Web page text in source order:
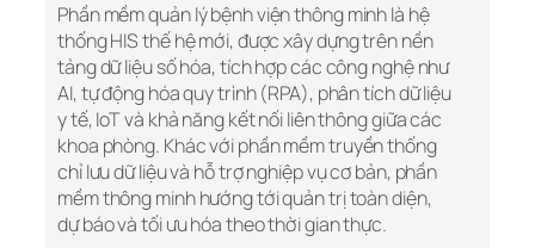
Phần mềm quản lý bệnh viện thông minh là hệ
thống HIS thế hệ mới, được xây dựng trên nền
tảng dữ liệu số hóa, tích hợp các công nghệ như
AI, tự động hóa quy trình (RPA), phân tích dữ liệu
y tế, IoT và khả năng kết nối liên thông giữa các
khoa phòng. Khác với phần mềm truyền thống
chỉ lưu dữ liệu và hỗ trợ nghiệp vụ cơ bản, phần
mềm thông minh hướng tới quản trị toàn diện,
dự báo và tối ưu hóa theo thời gian thực.